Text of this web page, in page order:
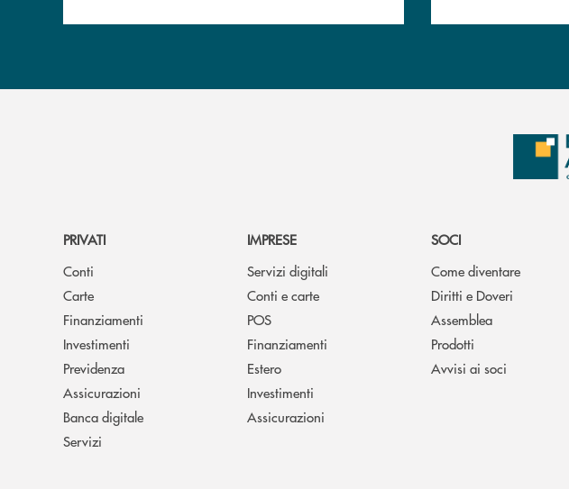
PRIVATI
Conti
Carte
Finanziamenti
Investimenti
Previdenza
Assicurazioni
Banca digitale
Servizi
IMPRESE
Servizi digitali
Conti e carte
POS
Finanziamenti
Estero
Investimenti
Assicurazioni
SOCI
Come diventare
Diritti e Doveri
Assemblea
Prodotti
Avvisi ai soci